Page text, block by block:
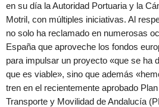
en su día la Autoridad Portuaria y la
Motril, con múltiples iniciativas. Al
no solo ha reclamado en numerosas
España que aproveche los fondos
para impulsar un proyecto «que se ha
que es viable», sino que además
tren en el recientemente aprobado
Transporte y Movilidad de Andalucía